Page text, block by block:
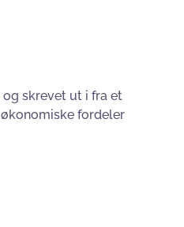
skrevet ut i fra et
fordeler